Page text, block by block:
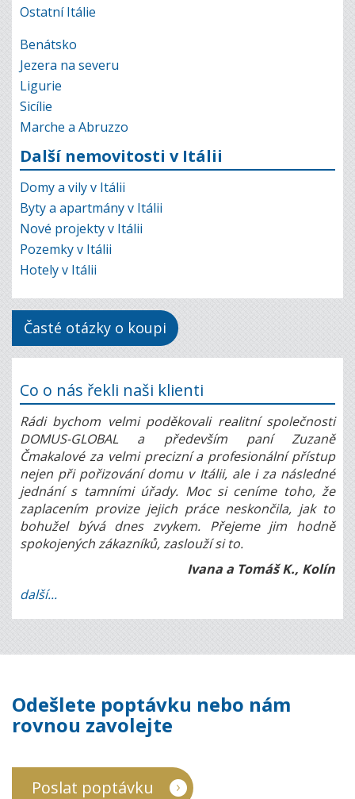
Ostatní Itálie
Benátsko
Jezera na severu
Ligurie
Sicílie
Marche a Abruzzo
Další nemovitosti v Itálii
Domy a vily v Itálii
Byty a apartmány v Itálii
Nové projekty v Itálii
Pozemky v Itálii
Hotely v Itálii
Časté otázky o koupi
Co o nás řekli naši klienti
Rádi bychom velmi poděkovali realitní společnosti
DOMUS-GLOBAL a především paní Zuzaně
Čmakalové za velmi precizní a profesionální přístup
nejen při pořizování domu v Itálii, ale i za následné
jednání s tamními úřady. Moc si ceníme toho, že
zaplacením provize jejich práce neskončila, jak to
bohužel bývá dnes zvykem. Přejeme jim hodně
spokojených zákazníků, zaslouží si to.
Ivana a Tomáš K., Kolín
další...
Odešlete poptávku nebo nám
rovnou zavolejte
Poslat poptávku